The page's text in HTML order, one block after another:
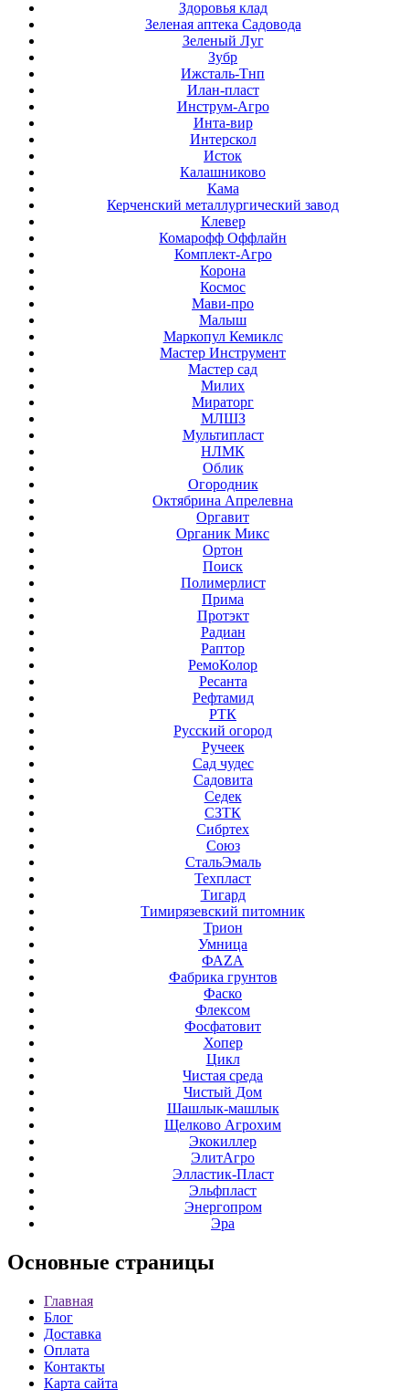
Здоровья клад
Зеленая аптека Садовода
Зеленый Луг
Зубр
Ижсталь-Тнп
Илан-пласт
Инструм-Агро
Инта-вир
Интерскол
Исток
Калашниково
Кама
Керченский металлургический завод
Клевер
Комарофф Оффлайн
Комплект-Агро
Корона
Космос
Мави-про
Малыш
Маркопул Кемиклс
Мастер Инструмент
Мастер сад
Милих
Мираторг
МЛШЗ
Мультипласт
НЛМК
Облик
Огородник
Октябрина Апрелевна
Оргавит
Органик Микс
Ортон
Поиск
Полимерлист
Прима
Протэкт
Радиан
Раптор
РемоКолор
Ресанта
Рефтамид
РТК
Русский огород
Ручеек
Сад чудес
Садовита
Седек
СЗТК
Сибртех
Союз
СтальЭмаль
Техпласт
Тигард
Тимирязевский питомник
Трион
Умница
ФАZА
Фабрика грунтов
Фаско
Флексом
Фосфатовит
Хопер
Цикл
Чистая среда
Чистый Дом
Шашлык-машлык
Щелково Агрохим
Экокиллер
ЭлитАгро
Элластик-Пласт
Эльфпласт
Энергопром
Эра
Основные страницы
Главная
Блог
Доставка
Оплата
Контакты
Карта сайта